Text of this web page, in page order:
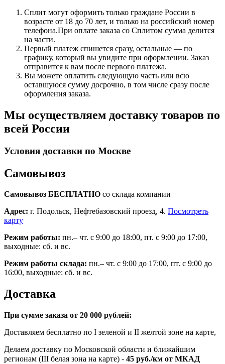
Сплит могут оформить только граждане России в
возрасте от 18 до 70 лет, и только на российский номер
телефона.При оплате заказа со Сплитом сумма делится
на части.
Первый платеж спишется сразу, остальные — по
графику, который вы увидите при оформлении. Заказ
отправится к вам после первого платежа.
Вы можете оплатить следующую часть или всю
оставшуюся сумму досрочно, в том числе сразу после
оформления заказа.
Мы осуществляем доставку товаров по
всей России
Условия доставки по Москве
Самовывоз
Самовывоз БЕСПЛАТНО со склада компании
Адрес: г. Подольск, Нефтебазовский проезд, 4. Посмотреть
карту
Режим работы: пн.– чт. с 9:00 до 18:00, пт. с 9:00 до 17:00,
выходные: сб. и вс.
Режим работы склада: пн.– чт. с 9:00 до 17:00, пт. с 9:00 до
16:00, выходные: сб. и вс.
Доставка
При сумме заказа от 20 000 рублей:
Доставляем бесплатно по I зеленой и II желтой зоне на карте,
Делаем доставку по Московской области и ближайшим
регионам (III белая зона на карте) - 45 руб./км от МКАД